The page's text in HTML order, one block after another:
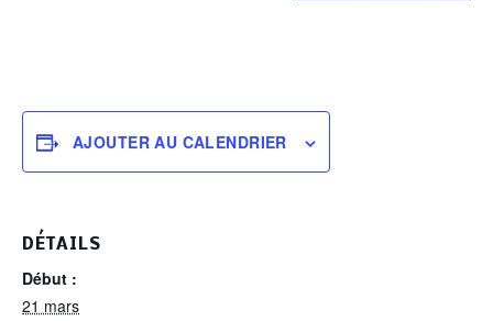
AJOUTER AU CALENDRIER
DÉTAILS
Début :
21 mars